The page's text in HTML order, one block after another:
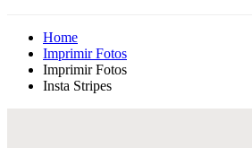
Home
Imprimir Fotos
Imprimir Fotos
Insta Stripes